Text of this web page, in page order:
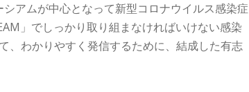
アムが中心となって新型コロナウイルス感染症
」でしっかり取り組まなければいけない感染
、わかりやすく発信するために、結成した有志